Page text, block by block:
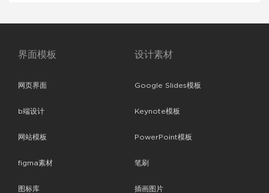
界面模板
网页界面
b端设计
网站模板
figma素材
图标库
设计素材
Google Slides模板
Keynote模板
PowerPoint模板
笔刷
插画图片